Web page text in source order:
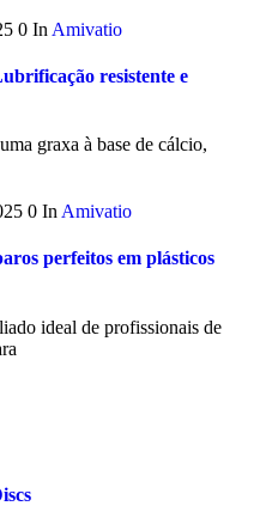
0 In Amivatio
resistente e
graxa à base de cálcio,
0 In Amivatio
perfeitos em plásticos
ideal de profissionais de